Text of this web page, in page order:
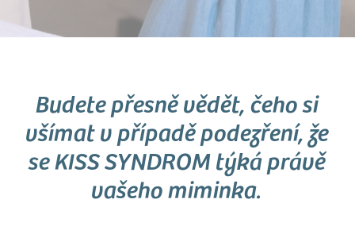
Budete přesně vědět, čeho si
všímat v případě podezření, že
se KISS SYNDROM týká právě
vašeho miminka.